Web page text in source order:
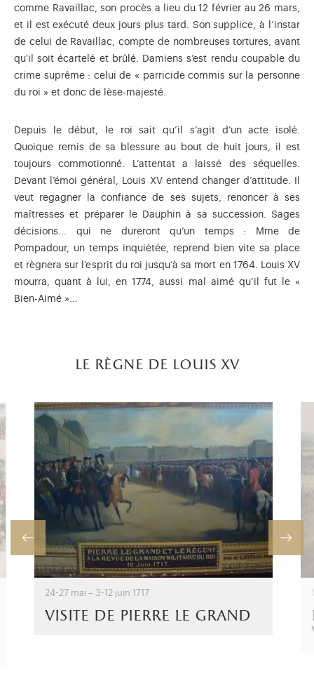
comme Ravaillac, son procès a lieu du 12 février au 26 mars,
et il est exécuté deux jours plus tard. Son supplice, à l’instar
de celui de Ravaillac, compte de nombreuses tortures, avant
qu'il soit écartelé et brûlé. Damiens s’est rendu coupable du
crime suprême : celui de « parricide commis sur la personne
du roi » et donc de lèse-majesté.
Depuis le début, le roi sait qu’il s’agit d’un acte isolé.
Quoique remis de sa blessure au bout de huit jours, il est
toujours commotionné. L’attentat a laissé des séquelles.
Devant l’émoi général, Louis XV entend changer d’attitude. Il
veut regagner la confiance de ses sujets, renoncer à ses
maîtresses et préparer le Dauphin à sa succession. Sages
décisions... qui ne dureront qu’un temps : Mme de
Pompadour, un temps inquiétée, reprend bien vite sa place
et règnera sur l’esprit du roi jusqu’à sa mort en 1764. Louis XV
mourra, quant à lui, en 1774, aussi mal aimé qu’il fut le «
Bien-Aimé »…
le règne de louis xv
24-27 mai – 3-12 juin 1717
visite de pierre le grand